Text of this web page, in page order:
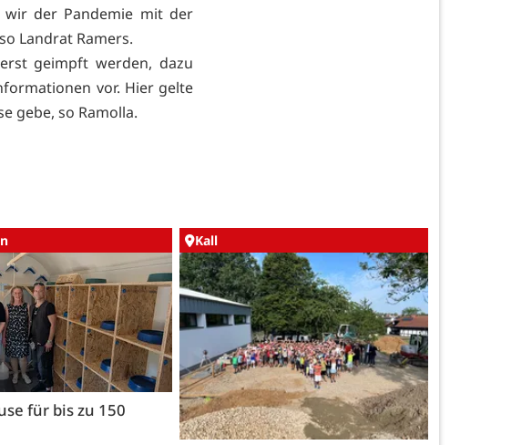
wir der Pandemie mit der
Landrat Ramers.
geimpft werden, dazu
vor. Hier gelte
gebe, so Ramolla.
für bis zu 150
Kall